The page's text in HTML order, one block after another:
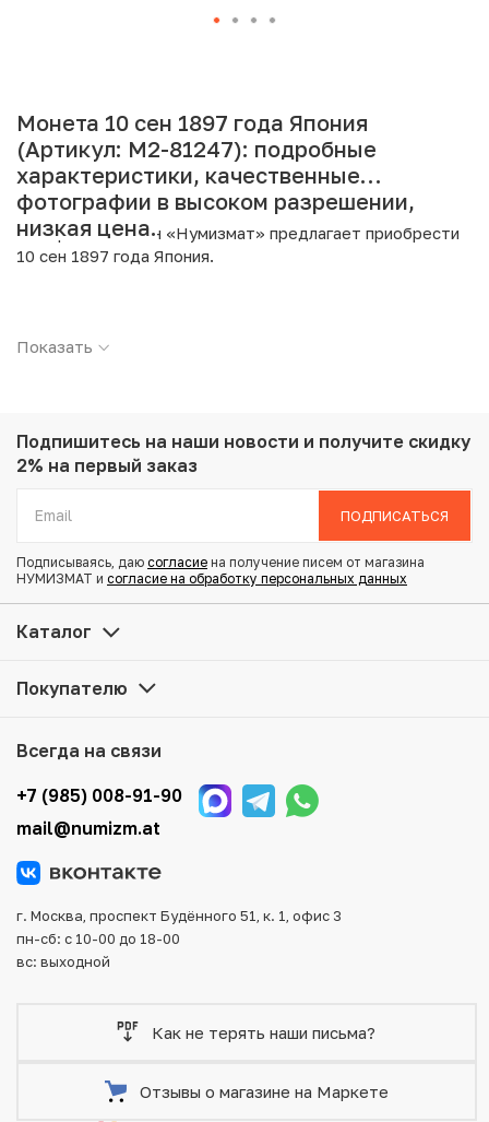
Монета 10 сен 1897 года Япония
(Артикул: M2-81247): подробные
характеристики, качественные
фотографии в высоком разрешении,
низкая цена.
Интернет магазин «Нумизмат» предлагает приобрести
10 сен 1897 года Япония.
Страна: Япония
Проба: 800
Вес: 2.7 г
Тираж: 20.357.439
Купить 10 сен 1897 года Япония по привлекательной
цене можно в нашем интернет-магазине — Вам
нашем складе.
того, возможен самовывоз товара из офиса магазина.
Для вашего удобства представлены несколько способов
оплаты и доставки заказа. Все отправления надежно и
тщательно упаковываются, что исключает возможность
Показать
Подпишитесь на наши новости и получите скидку
2% на первый заказ
ПОДПИСАТЬСЯ
Подписываясь, даю согласие на получение писем от магазина
НУМИЗМАТ и согласие на обработку персональных данных
Каталог
Покупателю
Всегда на связи
+7 (985) 008-91-90
mail@numizm.at
г. Москва, проспект Будённого 51, к. 1, офис 3
пн-сб: с 10-00 до 18-00
вс: выходной
Как не терять наши письма?
Отзывы о магазине на Маркете